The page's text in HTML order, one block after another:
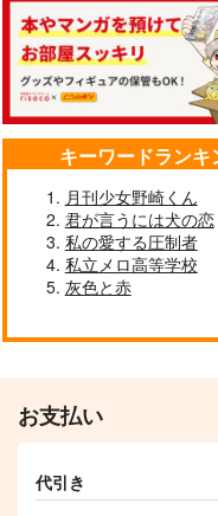
キーワードラン
月刊少女野崎くん
君が言うには犬の恋
私の愛する圧制者
私立メロ高等学校
灰色と赤
お支払い
代引き